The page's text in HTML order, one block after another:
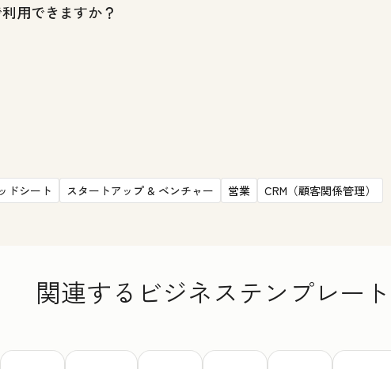
用できますか？
ドシート スタートアップ & ベンチャー 営業 CRM（顧客関係管理）
関連するビジネステンプレート